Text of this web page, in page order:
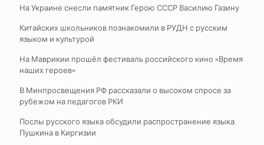
На Украине снесли памятник Герою СССР Василию Газину
Китайских школьников познакомили в РУДН с русским
языком и культурой
На Маврикии прошёл фестиваль российского кино «Время
наших героев»
В Минпросвещения РФ рассказали о высоком спросе за
рубежом на педагогов РКИ
Послы русского языка обсудили распространение языка
Пушкина в Киргизии